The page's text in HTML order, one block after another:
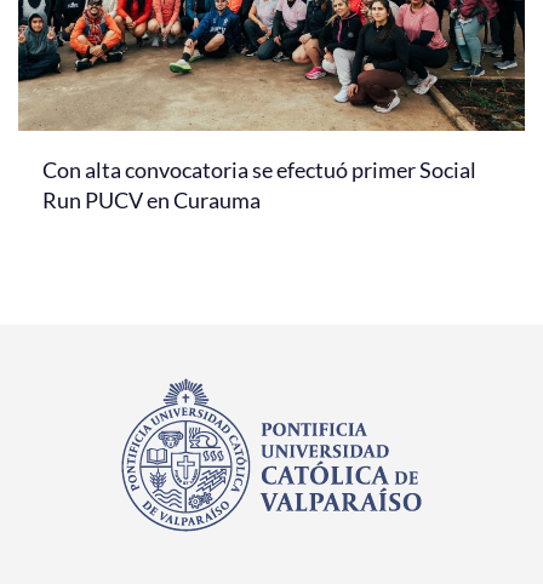
Con alta convocatoria se efectuó primer Social
Run PUCV en Curauma